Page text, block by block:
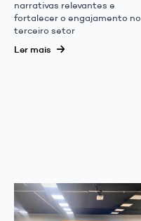
narrativas relevantes e
fortalecer o engajamento no
terceiro setor
Ler mais